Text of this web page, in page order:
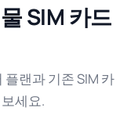
SIM 카드
랜과 기존 SIM 카
세요.